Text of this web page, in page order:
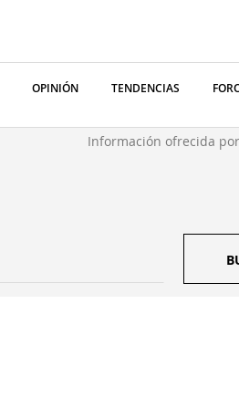
OPINIÓN TENDENCIAS
Información ofrecida